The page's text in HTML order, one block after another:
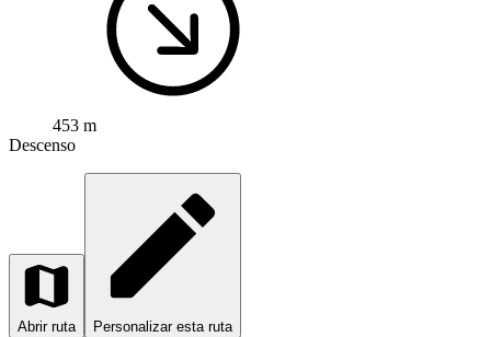
453 m
Descenso
Abrir ruta Personalizar esta ruta